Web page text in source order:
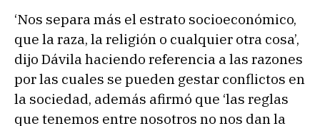
‘Nos separa más el estrato socioeconómico,
que la raza, la religión o cualquier otra cosa’,
dijo Dávila haciendo referencia a las razones
por las cuales se pueden gestar conflictos en
la sociedad, además afirmó que ‘las reglas
que tenemos entre nosotros no nos dan la